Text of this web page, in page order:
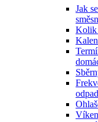
Jak
Kolik
odpad